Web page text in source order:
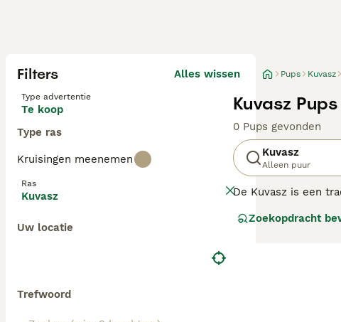
Filters Alles wissen
Type advertentie
Te koop
Type ras
Kruisingen meenemen
Ras
Kuvasz
Uw locatie
Trefwoord
Pups Kuvasz
Kuvasz
0 Pups gevonden
Kuvasz
Alleen puur
De Kuvasz is een
Zoekopdracht